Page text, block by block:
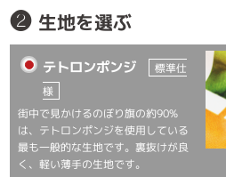
❷ 生地を選ぶ
テトロンポンジ
標準仕
様
街中で見かけるのぼり旗の約90%
は、テトロンポンジを使用している
最も一般的な生地です。裏抜けが良
く、軽い薄手の生地です。